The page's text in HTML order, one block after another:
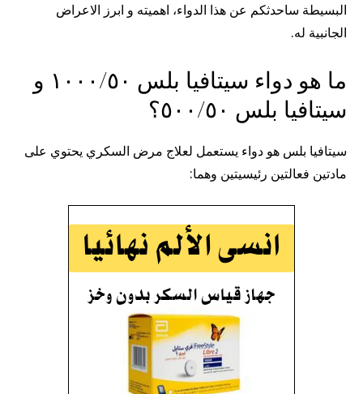
البسيطة ساحدثكم عن هذا الدواء، اهميته و ابرز الاعراض
الجانبية له.
ما هو دواء سيتافيا بلس ١٠٠٠/٥٠ و
سيتافيا بلس ٥٠٠/٥٠؟
سيتافيا بلس هو دواء يستعمل لعلاج مرض السكري يحتوي على
مادتين فعالتين رئيسيتين وهما: